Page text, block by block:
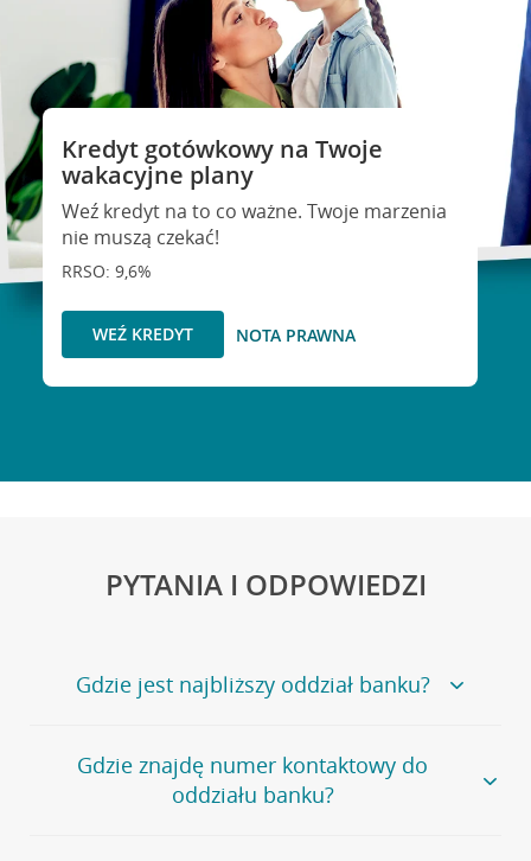
Kredyt gotówkowy na Twoje
wakacyjne plany
Weź kredyt na to co ważne. Twoje marzenia
nie muszą czekać!
RRSO: 9,6%
WEŹ KREDYT NOTA PRAWNA
PYTANIA I ODPOWIEDZI
Gdzie jest najbliższy oddział banku?
Jeśli szukasz oddziału naszego banku, zapraszamy na
stronęPlacówki i bankomaty, na której znajduje się
wygodna wyszukiwarka.
Gdzie znajdę numer kontaktowy do
oddziału banku?